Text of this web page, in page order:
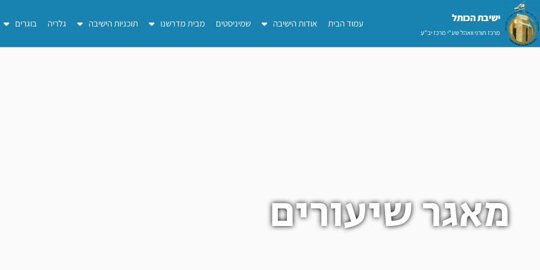
דילוג
לתוכן
ישיבת הכותל​
מרכז תורני וואהל שע"י מרכז יב"ע
עמוד הבית אודות הישיבה שמיניסטים מבית מדרשנו תוכניות הישיבה גלריה בוגרים
מאגר שיעורים